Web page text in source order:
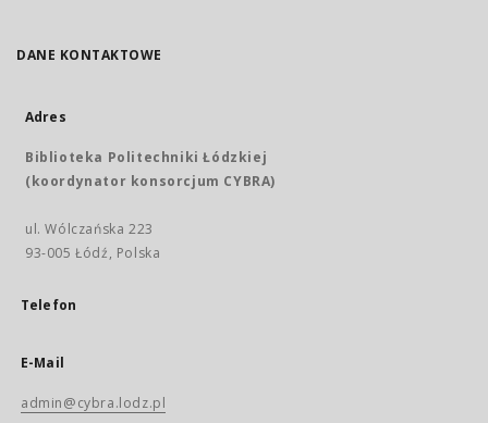
DANE KONTAKTOWE
Adres
Biblioteka Politechniki Łódzkiej
(koordynator konsorcjum CYBRA)
ul. Wólczańska 223
93-005 Łódź, Polska
Telefon
E-Mail
admin@cybra.lodz.pl